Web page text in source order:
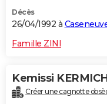
Décès
26/04/1992 à
Famille ZINI
Kemissi
Créer une cagnotte